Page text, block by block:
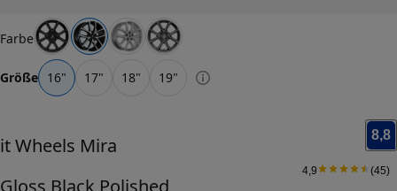
Farbe
Größe 16" 17" 18" 19"
it Wheels Mira
Gloss Black Polished
8,8
4,9 (45)